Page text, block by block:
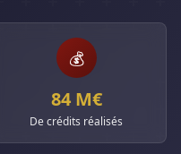
💰
84 M€
De crédits réalisés